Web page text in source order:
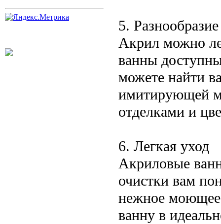
5.
Акрил можно
ванны
можете найти
имитирующей
отделками и
6. Легкая уход
Акриловые
очистки вам
нежное моющее
ванну в